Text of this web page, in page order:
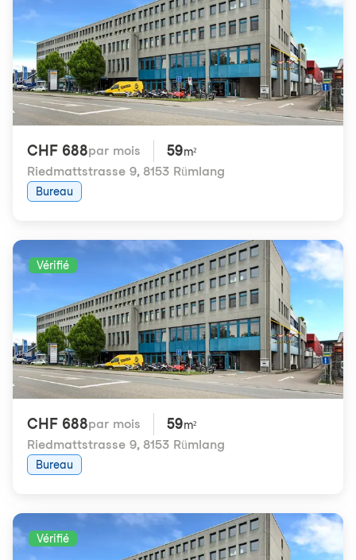
CHF 688par mois 59m²
Riedmattstrasse 9, 8153 Rümlang
Bureau
Vérifié
CHF 688par mois 59m²
Riedmattstrasse 9, 8153 Rümlang
Bureau
Vérifié